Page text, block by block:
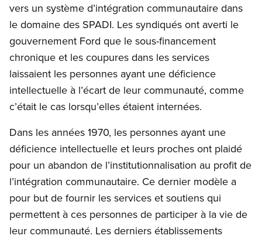
vers un système d’intégration communautaire dans
le domaine des SPADI. Les syndiqués ont averti le
gouvernement Ford que le sous-financement
chronique et les coupures dans les services
laissaient les personnes ayant une déficience
intellectuelle à l’écart de leur communauté, comme
c’était le cas lorsqu’elles étaient internées.
Dans les années 1970, les personnes ayant une
déficience intellectuelle et leurs proches ont plaidé
pour un abandon de l’institutionnalisation au profit de
l’intégration communautaire. Ce dernier modèle a
pour but de fournir les services et soutiens qui
permettent à ces personnes de participer à la vie de
leur communauté. Les derniers établissements